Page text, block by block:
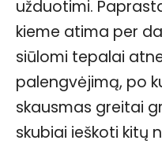
užduotimi.
kieme atima per
siūlomi tepalai
palengvėjimą, po
skausmas greitai
skubiai ieškoti kitų